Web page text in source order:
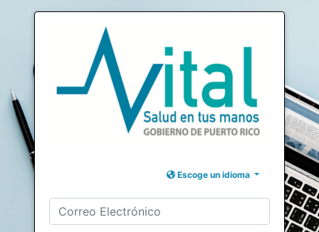
Escoge un idioma